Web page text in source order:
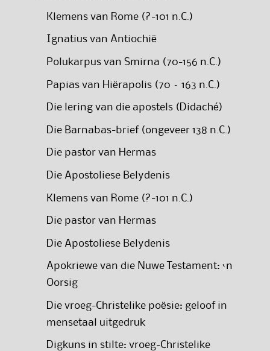
Klemens van Rome (?-101 n.C.)
Ignatius van Antiochië
Polukarpus van Smirna (70-156 n.C.)
Papias van Hiërapolis (70 – 163 n.C.)
Die lering van die apostels (Didaché)
Die Barnabas-brief (ongeveer 138 n.C.)
Die pastor van Hermas
Die Apostoliese Belydenis
Klemens van Rome (?-101 n.C.)
Die pastor van Hermas
Die Apostoliese Belydenis
Apokriewe van die Nuwe Testament: ‘n
Oorsig
Die vroeg-Christelike poësie: geloof in
mensetaal uitgedruk
Digkuns in stilte: vroeg-Christelike